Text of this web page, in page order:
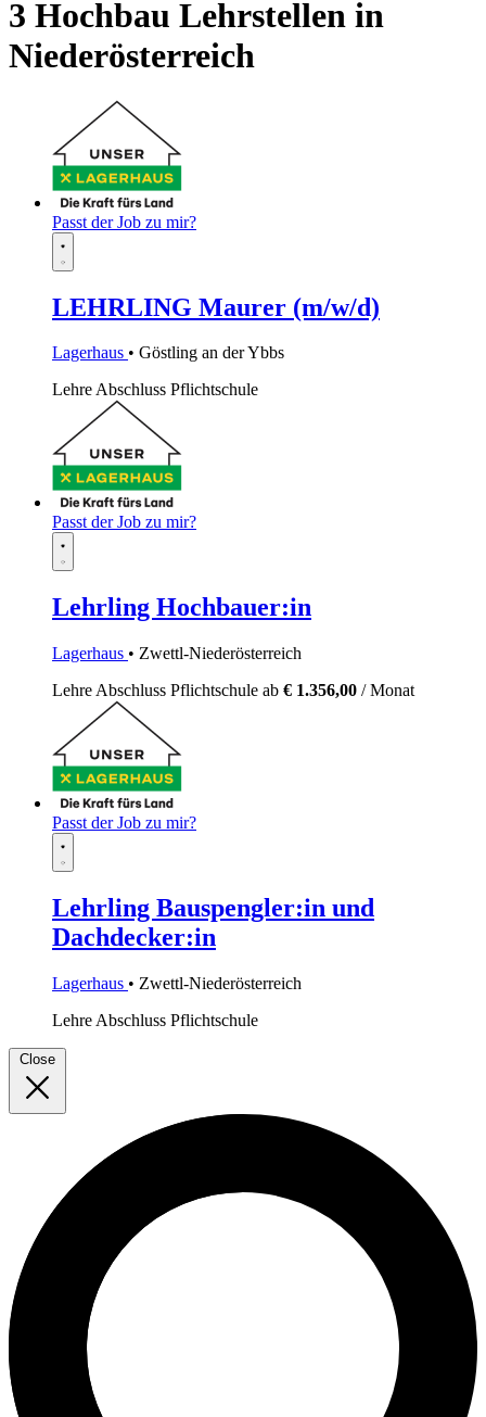
3 Hochbau Lehrstellen in
Niederösterreich
Passt der Job zu mir?
LEHRLING Maurer (m/w/d)
Lagerhaus • Göstling an der Ybbs
LehreAbschluss Pflichtschule
Passt der Job zu mir?
Lehrling Hochbauer:in
Lagerhaus • Zwettl-Niederösterreich
Lehre Abschluss Pflichtschule ab € 1.356,00 / Monat
Passt der Job zu mir?
Lehrling Bauspengler:in und
Dachdecker:in
Lagerhaus • Zwettl-Niederösterreich
Lehre Abschluss Pflichtschule
Close